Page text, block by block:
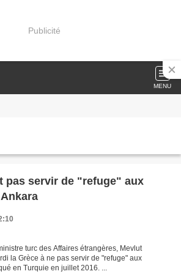
Publicité
MENU
pas servir de "refuge" aux
turc des Affaires étrangères, Mevlut
la Grèce à ne pas servir de "refuge" aux
en Turquie en juillet 2016. ...